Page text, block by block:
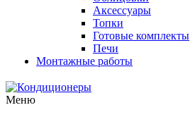
Аксессуары
Топки
Готовые комплекты
Печи
Монтажные работы
Меню